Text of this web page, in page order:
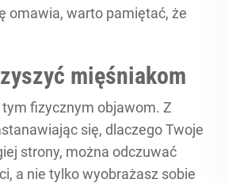
omawia, warto pamiętać, że
mięśniakom
fizycznym objawom. Z
się, dlaczego Twoje
strony, można odczuwać
a nie tylko wyobrażasz sobie